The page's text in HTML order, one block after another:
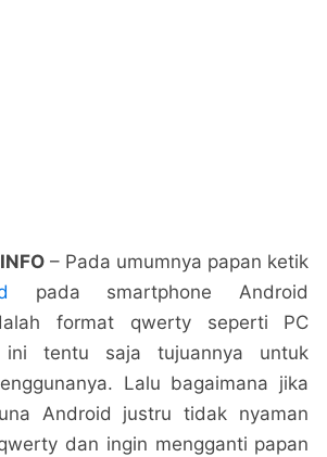
– Pada umumnya papan ketik
pada smartphone Android
format qwerty seperti PC
ini tentu saja tujuannya untuk
Lalu bagaimana jika
Android justru tidak nyaman
dan ingin mengganti papan